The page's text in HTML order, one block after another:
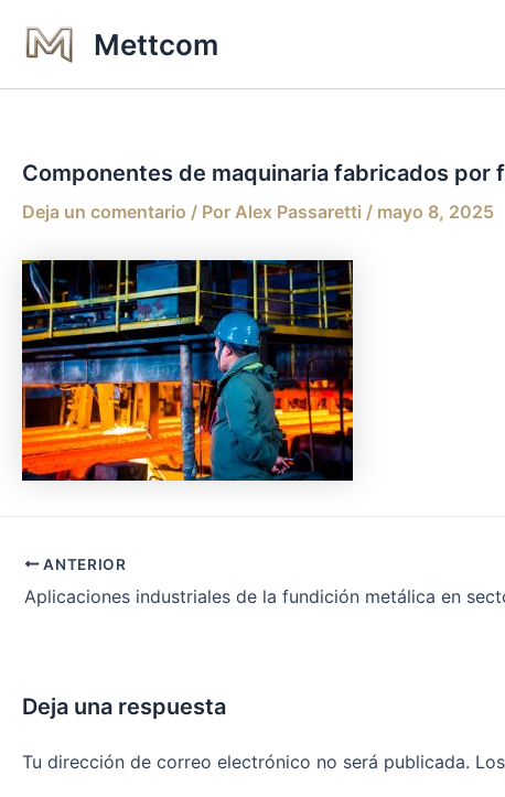
Mettcom
Componentes de maquinaria fabricados por
Deja un comentario / Por Alex Passaretti / mayo 8, 2025
ANTERIOR
Deja una respuesta
Tu dirección de correo electrónico no será publicada.